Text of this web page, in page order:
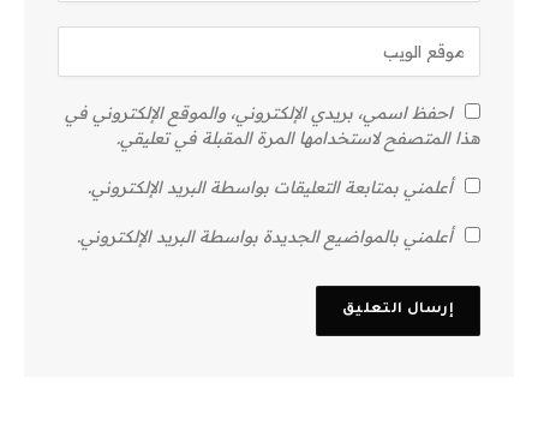
احفظ اسمي، بريدي الإلكتروني، والموقع الإلكتروني في
هذا المتصفح لاستخدامها المرة المقبلة في تعليقي.
أعلمني بمتابعة التعليقات بواسطة البريد الإلكتروني.
أعلمني بالمواضيع الجديدة بواسطة البريد الإلكتروني.